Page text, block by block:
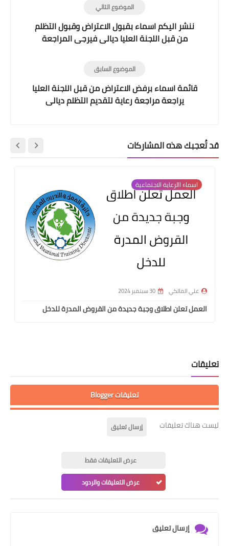
الموضوع التالي
ننشر اليكم اسماء بقبول الاعتراض وقبول التظلم
من قبل اللجنة العليا ديالى فيرجى المراجعة
الموضوع السابق
اسماء برفض الاعتراض من قبل اللجنة العليا
يراجعة مراجعة رعاية لتقديم التظلم ديالى
هذه المشاركات
االرعاية الاجتماعية
المالكي 30 سبتمبر 2024
تعلن اطلاق وجبة جديدة من القروض المدرة للدخل
تعليقات إرسال تعليق
عرض التعليقات فقط
عرض التعليقات والردود
إرسال تعليق